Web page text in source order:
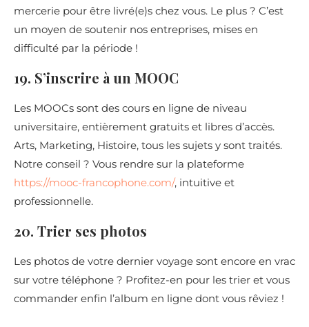
mercerie pour être livré(e)s chez vous. Le plus ? C’est
un moyen de soutenir nos entreprises, mises en
difficulté par la période !
19. S’inscrire à un MOOC
Les MOOCs sont des cours en ligne de niveau
universitaire, entièrement gratuits et libres d’accès.
Arts, Marketing, Histoire, tous les sujets y sont traités.
Notre conseil ? Vous rendre sur la plateforme
https://mooc-francophone.com/, intuitive et
professionnelle.
20. Trier ses photos
Les photos de votre dernier voyage sont encore en vrac
sur votre téléphone ? Profitez-en pour les trier et vous
commander enfin l’album en ligne dont vous rêviez !